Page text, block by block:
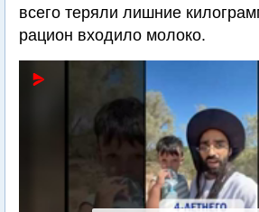
всего теряли лишние
рацион входило молоко.